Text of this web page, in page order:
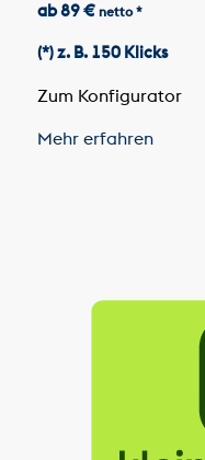
ab 89 € netto *
(*) z. B. 150 Klicks
Zum Konfigurator
Mehr erfahren